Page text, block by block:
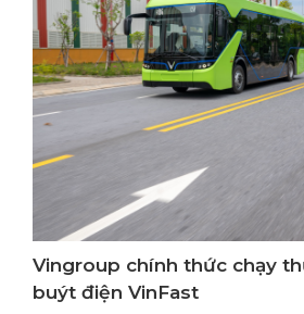
Vingroup chính thức chạy
buýt điện VinFast